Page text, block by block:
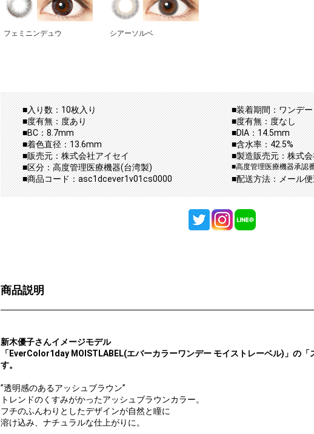
フェミニンデュウ シアーソルベ
■入り数：10枚入り
■装着期間：ワンデ
■度有無：度あり
■度有無：度なし
■BC：8.7mm
■DIA：14.5mm
■着色直径：13.6mm
■含水率：42.5%
■販売元：株式会社アイセイ
■製造販売元：株式
■区分：高度管理医療機器(台湾製)
■高度管理医療機器承認
■商品コード：asc1dcever1v01cs0000 ■配送方法：メール
商品説明
新木優子さんイメージモデル
「EverColor1day MOISTLABEL(エバーカラーワンデー モイストレーベル)」の
す。
”透明感のあるアッシュブラウン”
トレンドのくすみがかったアッシュブラウンカラー。
フチのふんわりとしたデザインが自然と瞳に
溶け込み、ナチュラルな仕上がりに。